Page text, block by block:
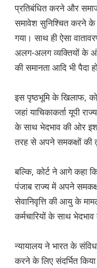
प्रतिबंधित करने और
समावेश सुनिश्चित करने के
गया। साथ ही ऐसा
अलग-अलग व्यक्तियों के
की समानता आदि भी पैदा
इस पृष्ठभूमि के खिलाफ,
जहां याचिकाकर्ता यूपी
के साथ भेदभाव की ओर
तरह से अपने समकक्षों की
बल्कि, कोर्ट ने आगे कहा कि
पंजाब राज्य में अपने
सेवानिवृत्ति की आयु के
कर्मचारियों के साथ
न्यायालय ने भारत के
करने के लिए संदर्भित